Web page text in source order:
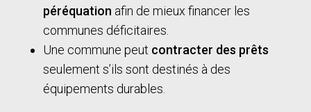
péréquation afin de mieux financer les
communes déficitaires.
Une commune peut contracter des prêts
seulement s’ils sont destinés à des
équipements durables.